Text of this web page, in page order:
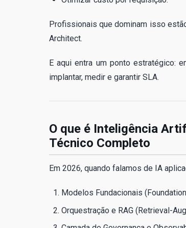
Profissionais que dominam isso
Architect.
E aqui entra um ponto estratégico:
implantar, medir e garantir SLA.
O que é Inteligência
Técnico Completo
Em 2026, quando falamos de IA
Modelos Fundacionais
Orquestração e RAG (Retrieval-